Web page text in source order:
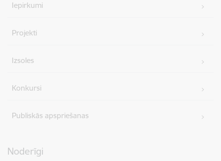
Iepirkumi
Projekti
Izsoles
Konkursi
Publiskās apspriešanas
Noderīgi